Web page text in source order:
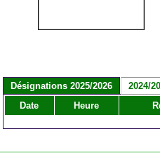
Désignations 2025/2026
2024/
Date
Heure